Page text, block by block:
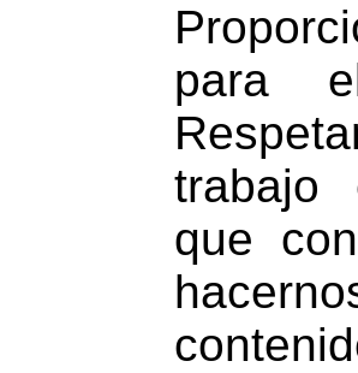
para
trabajo
que